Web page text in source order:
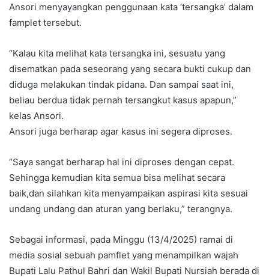
Ansori menyayangkan penggunaan kata ‘tersangka’ dalam
famplet tersebut.
“Kalau kita melihat kata tersangka ini, sesuatu yang
disematkan pada seseorang yang secara bukti cukup dan
diduga melakukan tindak pidana. Dan sampai saat ini,
beliau berdua tidak pernah tersangkut kasus apapun,”
kelas Ansori.
Ansori juga berharap agar kasus ini segera diproses.
“Saya sangat berharap hal ini diproses dengan cepat.
Sehingga kemudian kita semua bisa melihat secara
baik,dan silahkan kita menyampaikan aspirasi kita sesuai
undang undang dan aturan yang berlaku,” terangnya.
Sebagai informasi, pada Minggu (13/4/2025) ramai di
media sosial sebuah pamflet yang menampilkan wajah
Bupati Lalu Pathul Bahri dan Wakil Bupati Nursiah berada di